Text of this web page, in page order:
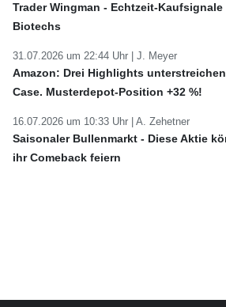
Trader Wingman - Echtzeit-
Biotechs
31.07.2026 um 22:44 Uhr | J. Meyer
Amazon: Drei Highlights
Case. Musterdepot-Position +32 %!
16.07.2026 um 10:33 Uhr | A. Zehetner
Saisonaler Bullenmarkt - Diese Aktie
ihr Comeback feiern